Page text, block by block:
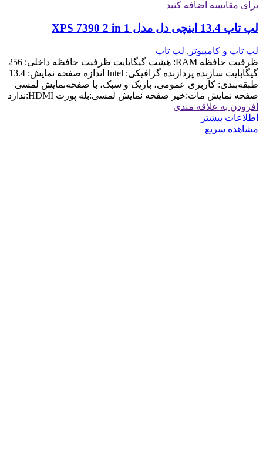
برای مقایسه اضافه کنید
لپ تاپ 13.4 اینچی دل مدل XPS 7390 2 in 1
لپ تاپ و کامپیوتر , لپ تاپ
ظرفیت حافظه RAM: هشت گیگابایت ظرفیت حافظه داخلی: 256
گیگابایت سازنده پردازنده گرافیکی: Intel اندازه صفحه نمایش: 13.4
طبقه‌بندی: کاربری عمومی، باریک و سبک، با صفحه‌نمایش لمسی
صفحه نمایش مات:خیر صفحه نمایش لمسی:بله پورت HDMI:ندارد
افزودن به علاقه مندی
اطلاعات بیشتر
مشاهده سریع